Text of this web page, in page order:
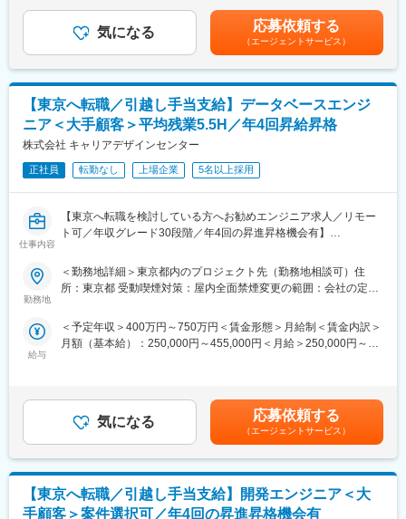
テスト自動化の設計・運用
品質管理業務全般の企画・運営
開発手法：アジャイル（スクラム）
検証環境：WindowsまたはMac（デュアルディスプレイ）
管理ツール：Redmine、Git
チャット：Slack
CI：GitLab CI
自動テスト：TestCafe
■案件アサイン
「エンジニアファースト」を大切にし、将来キャリアや希望条
件、働き方まで丁寧にヒアリング。経験・得意分野や挑戦したい
アサインはなく、想いを形にできる環境です。
ご経験やキャリア志向に応じて、実装中心のポジションから、基
本設計・技術選定・UI改善提案などフロントエンド領域の中でス
テップアップできる環境を用意しています。
■具体内容
・HTML／CSS／JavaScript／TypeScriptを用いたフロントエンド
開発
・React／Vue.js／Next.js／Nuxt.js等のFWを用いたSPA／SSR開
発
・既存サービスの機能追加・改修
・単体テスト・結合テスト
・リリース後の運用改善、保守対応
■プロジェクト例
（1） 受発注プラットフォームのフロントエンド開発
テスト・品質改善対応
PC：Macノート
デザイン：Figma
DB：MySQL
ソース管理：GitHub、GitHub Copilot
タスク管理：JIRA
インフラ：AWS
（2） 自社ECサイトのフロントエンド開発
シーズン・キャンペーン・特集ページの実装
回（売上実績に合わせた評価項目を用意しています。）■年収例：
経験者／月給41.5万円／年収676万円賃金はあくまでも目安の金
額であり、選考を通じて上下する可能性があります。月給(月額)は
固定手当を含めた表記です。
気になる 応募依頼する
（エージェントサービス）
【東京へ転職／引越し手当支給】データベースエンジ
ニア＜大手顧客＞平均残業5.5H／年4回昇給昇格
株式会社 キャリアデザインセンター
正社員 転勤なし 上場企業 5名以上採用
仕事内容
【東京へ転職を検討している方へお勧めエンジニア求人／リモー
ト可／年収グレード30段階／年4回の昇進昇格機会有】
■業務内容
大手企業を中心とした開発プロジェクトへ参画し、データベース
エンジニアとして設計・構築・運用・保守まで幅広い業務をお任
大規模システムや数千万レコード規模のデータを扱う案件も多く
DB設計力・パフォーマンスチューニング・安定運用の知見を実務
案件をご提案します。
■具体内容
・データベースの設計・構築
・既存DBからの移行作業（オンプレミス／クラウド）
・パフォーマンスチューニング、最適化
・監視、バックアップ、データリカバリ対応
・データ加工・バッチ処理設計／開発
勤務地
＜勤務地詳細＞東京都内のプロジェクト先（勤務地相談可）住
所：東京都 受動喫煙対策：屋内全面禁煙変更の範囲：会社の定め
給与
＜予定年収＞400万円～750万円＜賃金形態＞月給制＜賃金内訳＞
月額（基本給）：250,000円～455,000円＜月給＞250,000円～
上実績に合わせた評価項目を用意しています）■年収例経験者：月
給41.5万円／年収676万円賃金はあくまでも目安の金額であり、
選考を通じて上下する可能性があります。月給(月額)は固定手当を
含めた表記です。
気になる 応募依頼する
（エージェントサービス）
【東京へ転職／引越し手当支給】開発エンジニア＜大
手顧客＞案件選択可／年4回の昇進昇格機会有